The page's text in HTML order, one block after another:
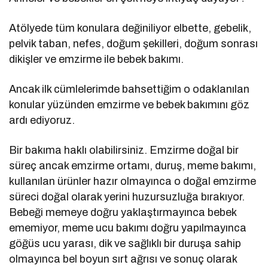
Atölyede tüm konulara değiniliyor elbette, gebelik,
pelvik taban, nefes, doğum şekilleri, doğum sonrası
dikişler ve emzirme ile bebek bakımı.
Ancak ilk cümlelerimde bahsettiğim o odaklanılan
konular yüzünden emzirme ve bebek bakımını göz
ardı ediyoruz.
Bir bakıma haklı olabilirsiniz. Emzirme doğal bir
süreç ancak emzirme ortamı, duruş, meme bakımı,
kullanılan ürünler hazır olmayınca o doğal emzirme
süreci doğal olarak yerini huzursuzluğa bırakıyor.
Bebeği memeye doğru yaklaştırmayınca bebek
ememiyor, meme ucu bakımı doğru yapılmayınca
göğüs ucu yarası, dik ve sağlıklı bir duruşa sahip
olmayınca bel boyun sırt ağrısı ve sonuç olarak